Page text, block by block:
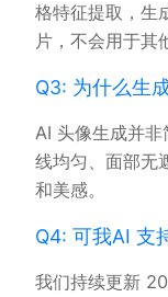
格特征提取，生
片，不会用于其
Q3: 为什么生
AI 头像生成并
线均匀、面部无
和美感。
Q4: 可我AI 支
我们持续更新